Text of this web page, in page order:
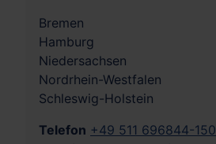
Bremen
Hamburg
Niedersachsen
Nordrhein-Westfalen
Schleswig-Holstein
Telefon +49 511 696844-150